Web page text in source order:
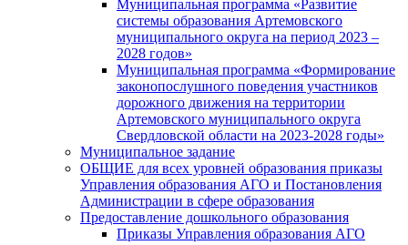
Муниципальная программа «Развитие
системы образования Артемовского
муниципального округа на период 2023 –
2028 годов»
Муниципальная программа «Формирование
законопослушного поведения участников
дорожного движения на территории
Артемовского муниципального округа
Свердловской области на 2023-2028 годы»
Муниципальное задание
ОБЩИЕ для всех уровней образования приказы
Управления образования АГО и Постановления
Администрации в сфере образования
Предоставление дошкольного образования
Приказы Управления образования АГО